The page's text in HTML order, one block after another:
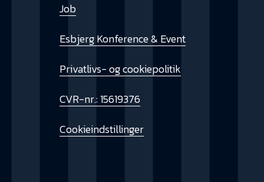
Job
Esbjerg Konference & Event
Privatlivs- og cookiepolitik
CVR-nr.: 15619376
Cookieindstillinger